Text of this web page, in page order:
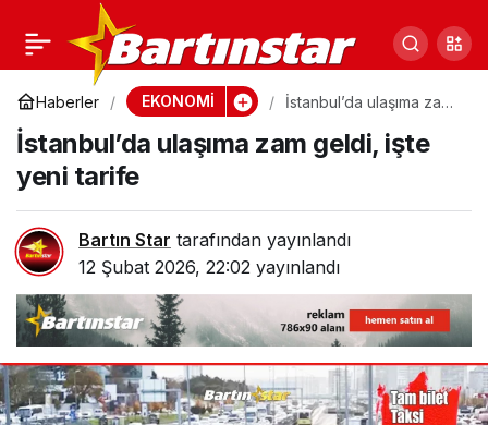
Haberler EKONOMİ
İstanbul’da ulaşıma zam
İstanbul’da ulaşıma zam geldi, işte
yeni tarife
Bartın Star tarafından yayınlandı
12 Şubat 2026, 22:02 yayınlandı
Ramazan pidesi kaç TL
olacak? Federasyon
başkanı açıkladı
1 Paylaş